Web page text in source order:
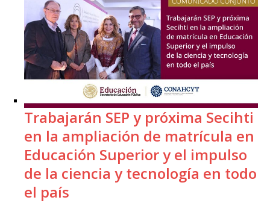
Trabajarán SEP y próxima Secihti
en la ampliación de matrícula en
Educación Superior y el impulso
de la ciencia y tecnología en todo
el país